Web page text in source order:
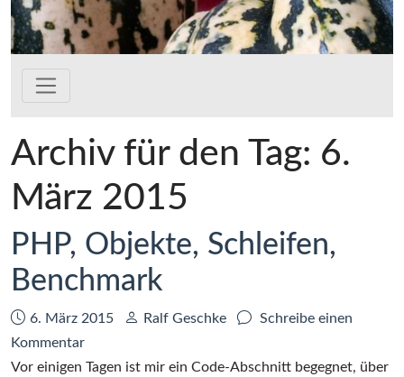
Archiv für den Tag: 6.
März 2015
PHP, Objekte, Schleifen,
Benchmark
Datum:
6. März 2015 Autor:
Ralf Geschke
Schreibe einen
Kommentarzu
PHP,
Vor einigen Tagen ist mir ein Code-Abschnitt begegnet, über